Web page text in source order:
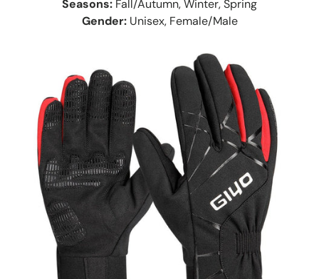
Seasons: Fall/Autumn, Winter, Spring
Gender:Unisex, Female/Male